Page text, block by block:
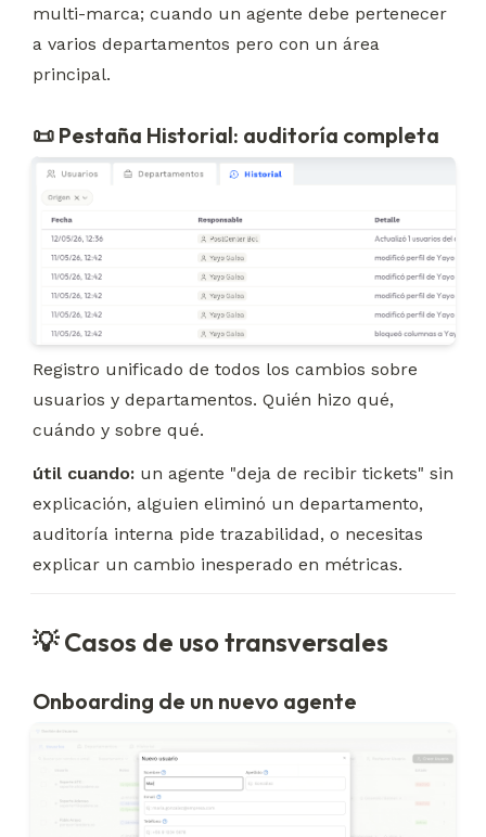
multi-marca; cuando un agente debe pertenecer
a varios departamentos pero con un área
principal.
📜 Pestaña Historial: auditoría completa
Registro unificado de todos los cambios sobre
usuarios y departamentos. Quién hizo qué,
cuándo y sobre qué.
útil cuando: un agente "deja de recibir tickets" sin
explicación, alguien eliminó un departamento,
auditoría interna pide trazabilidad, o necesitas
explicar un cambio inesperado en métricas.
💡 Casos de uso transversales
Onboarding de un nuevo agente